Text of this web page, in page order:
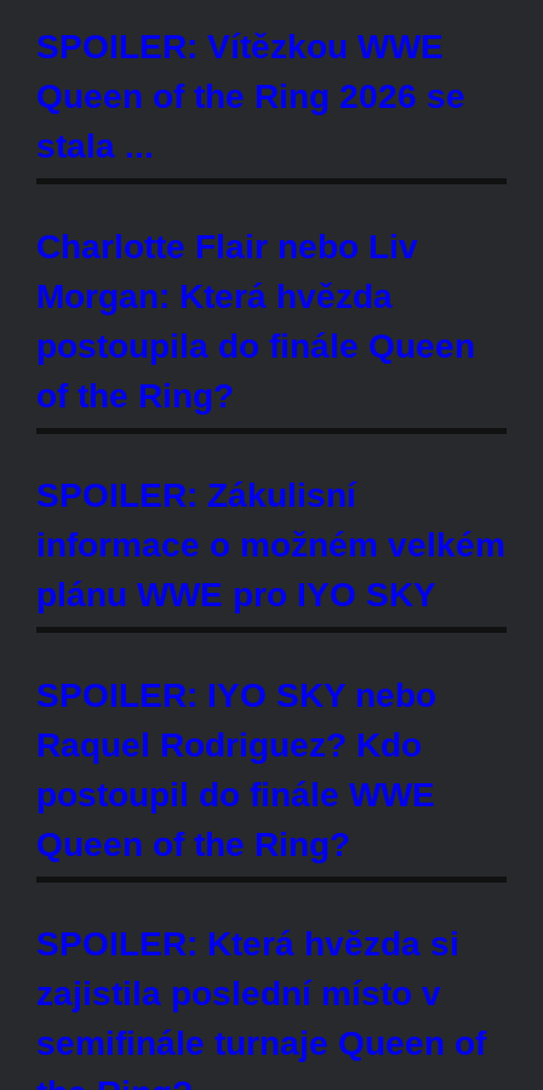
Charlotte Flair nebo Liv Morgan:
Která hvězda postoupila do finále
Queen of the Ring?
SPOILER: Zákulisní informace o
IYO SKY
SPOILER: IYO SKY nebo Raquel
Rodriguez? Kdo postoupil do
finále WWE Queen of the Ring?
SPOILER: Která hvězda si
zajistila poslední místo v
semifinále turnaje Queen of the
Ring?
WWE pro Liv Morgan
Fanoušci jsou rozhořčeni
pokračováním Liv Morgan v
turnaji Queen of the Ring
SPOILER: Vítězskou Queen of
the Ring zápasu v RAW se stala
...